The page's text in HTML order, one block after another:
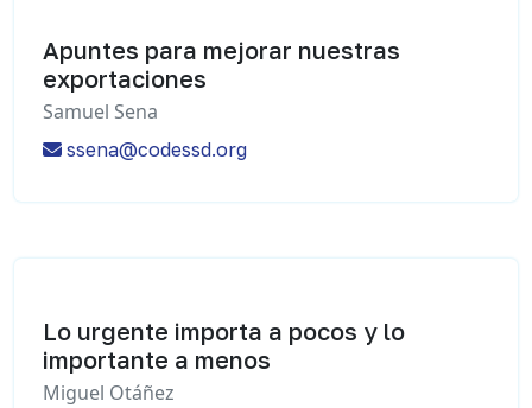
Apuntes para mejorar nuestras
exportaciones
Samuel Sena
ssena@codessd.org
Lo urgente importa a pocos y lo
importante a menos
Miguel Otáñez